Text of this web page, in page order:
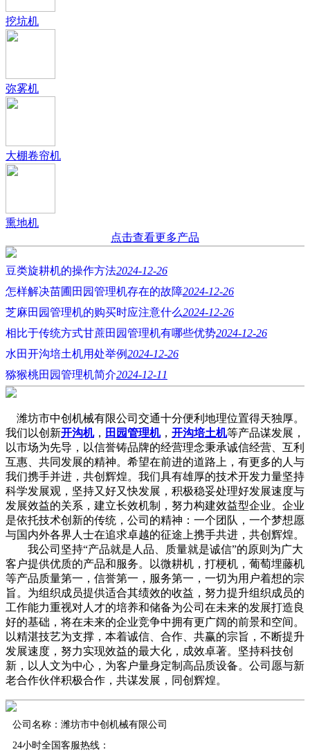
挖坑机
弥雾机
大棚卷帘机
熏地机
点击查看更多产品
豆类旋耕机的操作方法2024-12-26
怎样解决苗圃田园管理机存在的故障2024-12-26
芝麻田园管理机的购买时应注意什么2024-12-26
相比于传统方式甘蔗田园管理机有哪些优势2024-12-26
水田开沟培土机用处举例2024-12-26
猕猴桃田园管理机简介2024-12-11
潍坊市中创机械有限公司交通十分便利地理位置得天独厚。
我们以创新开沟机， 田园管理机， 开沟培土机等产品谋发展，
以市场为先导，以信誉铸品牌的经营理念秉承诚信经营、互利
互惠、共同发展的精神。希望在前进的道路上，有更多的人与
我们携手并进，共创辉煌。我们具有雄厚的技术开发力量坚持
科学发展观，坚持又好又快发展，积极稳妥处理好发展速度与
发展效益的关系，建立长效机制，努力构建效益型企业。企业
是依托技术创新的传统，公司的精神：一个团队，一个梦想愿
与国内外各界人士在追求卓越的征途上携手共进，共创辉煌。
我公司坚持“产品就是人品、质量就是诚信”的原则为广大
客户提供优质的产品和服务。以微耕机，打梗机，葡萄埋藤机
等产品质量第一，信誉第一，服务第一，一切为用户着想的宗
旨。为组织成员提供适合其绩效的收益，努力提升组织成员的
工作能力重视对人才的培养和储备为公司在未来的发展打造良
好的基础，将在未来的企业竞争中拥有更广阔的前景和空间。
以精湛技艺为支撑，本着诚信、合作、共赢的宗旨，不断提升
发展速度，努力实现效益的最大化，成效卓著。坚持科技创
新，以人文为中心，为客户量身定制高品质设备。公司愿与新
老合作伙伴积极合作，共谋发展，同创辉煌。
公司名称：潍坊市中创机械有限公司
24小时全国客服热线：